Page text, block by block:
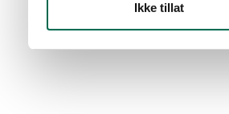
Ikke tillat